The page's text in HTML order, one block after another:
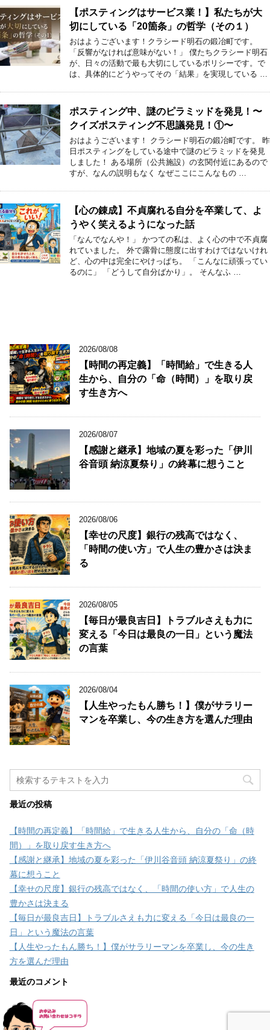
【ポスティングはサービス業！】私たちが大
切にしている「20箇条」の哲学（その１）
おはようございます！クラシード明石の鍛冶町です。
「反響がなければ意味がない！」 僕たちクラシード明石
が、日々の活動で最も大切にしているポリシーです。で
は、具体的にどうやってその「結果」を実現している …
ポスティング中、謎のピラミッドを発見！〜
クイズポスティング不思議発見！①〜
おはようございます！ クラシード明石の鍛冶町です。 昨
日ポスティングをしている途中で謎のピラミッドを発見
しました！ ある場所（公共施設）の玄関付近にあるので
すが、なんの説明もなく なぜここにこんなもの …
【心の錬成】不貞腐れる自分を卒業して、よ
うやく笑えるようになった話
「なんでなんや！」 かつての私は、よく心の中で不貞腐
れていました。 外で露骨に態度に出すわけではないけれ
ど、心の中は完全にやけっぱち。 「こんなに頑張ってい
るのに」 「どうして自分ばかり」。 そんなふ …
2026/08/08
【時間の再定義】「時間給」で生きる人
生から、自分の「命（時間）」を取り戻
す生き方へ
2026/08/07
【感謝と継承】地域の夏を彩った「伊川
谷音頭 納涼夏祭り」の終幕に想うこと
2026/08/06
【幸せの尺度】銀行の残高ではなく、
「時間の使い方」で人生の豊かさは決ま
る
2026/08/05
【毎日が最良吉日】トラブルさえも力に
変える「今日は最良の一日」という魔法
の言葉
2026/08/04
【人生やったもん勝ち！】僕がサラリー
マンを卒業し、今の生き方を選んだ理由
最近の投稿
【時間の再定義】「時間給」で生きる人生から、自分の「命（時
間）」を取り戻す生き方へ
【感謝と継承】地域の夏を彩った「伊川谷音頭 納涼夏祭り」の終
幕に想うこと
【幸せの尺度】銀行の残高ではなく、「時間の使い方」で人生の
豊かさは決まる
【毎日が最良吉日】トラブルさえも力に変える「今日は最良の一
日」という魔法の言葉
【人生やったもん勝ち！】僕がサラリーマンを卒業し、今の生き
方を選んだ理由
最近のコメント